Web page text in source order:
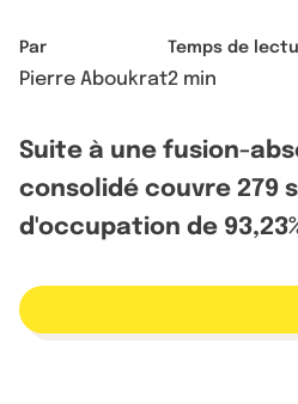
Par
Pierre Aboukrat
Temps de
2 min
Suite à une fusion-
consolidé couvre 279
d'occupation de